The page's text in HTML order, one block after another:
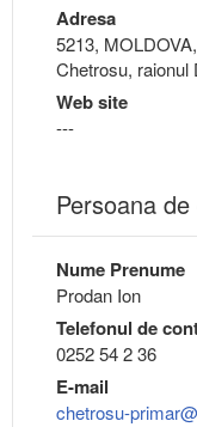
Adresa
5213,
Chetrosu, raionul
Web site
---
Persoana
Nume Prenume
Prodan Ion
Telefonul de
0252 54 2 36
E-mail
chetrosu-